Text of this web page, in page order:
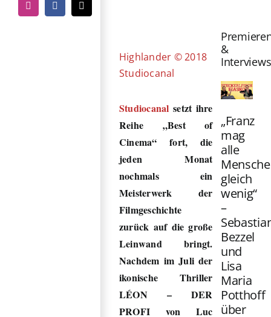
InstagramFacebook
E-
Mail
Highlander © 2018
Studiocanal
Studiocanal setzt ihre
Reihe „Best of
Cinema“ fort, die
jeden Monat
nochmals ein
Meisterwerk der
Filmgeschichte
zurück auf die große
Leinwand bringt.
Nachdem im Juli der
ikonische Thriller
LÉON – DER
PROFI von Luc
&
Interviews
„Franz
mag
alle
gleich
wenig“
–
Bezzel
und
Lisa
Maria
Potthoff
über